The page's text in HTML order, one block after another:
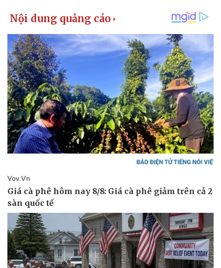
Pháp luật
Vụ án
Tư vấn luật
Quân sự - Quốc phòng
Vũ khí
Việt Nam